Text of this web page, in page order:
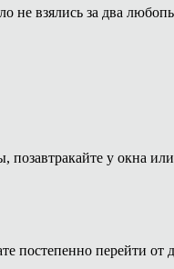
не взялись за два
у окна
постепенно перейти от